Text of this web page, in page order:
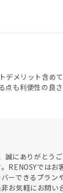
メリット含め
も利便性の良
にありがとう
RENOSYでは
ーできるプラ
お気軽にお問